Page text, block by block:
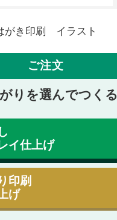
がき印刷 イラスト
ご注文
りを選んでつくる
イ仕上げ
印刷
げ